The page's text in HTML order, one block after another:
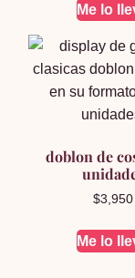
Me lo
doblon de
$3,950
Me lo